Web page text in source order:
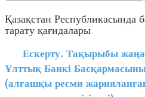
Қазақстан Республикасында
тарату қағидалары
Ескерту. Тақырыбы жаңа
Ұлттық Банкі
(алғашқы ресми